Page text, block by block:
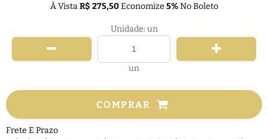
À VistaR$ 275,50Economize 5%No Boleto
Unidade: un
un
COMPRAR
Frete E Prazo